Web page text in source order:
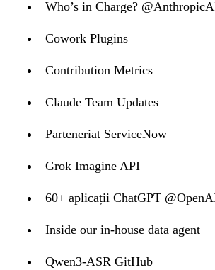
Who’s in Charge?
Cowork Plugins
Contribution Metrics
Claude Team Updates
Parteneriat ServiceNow
Grok Imagine API
60+ aplicații ChatGPT
Inside our in-house data agent
Qwen3-ASR GitHub